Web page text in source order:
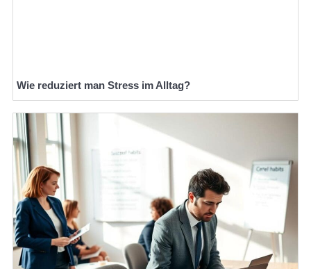
Wie reduziert man Stress im Alltag?